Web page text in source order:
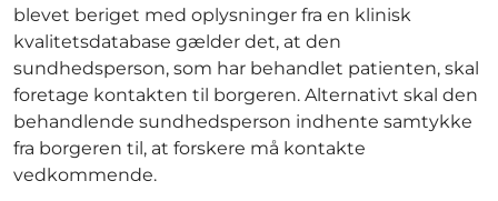
blevet beriget med oplysninger fra en klinisk
kvalitetsdatabase gælder det, at den
sundhedsperson, som har behandlet patienten, skal
foretage kontakten til borgeren. Alternativt skal den
behandlende sundhedsperson indhente samtykke
fra borgeren til, at forskere må kontakte
vedkommende.